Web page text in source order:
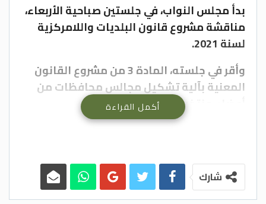
بدأ مجلس النواب، في جلستين صباحية الأربعاء،
مناقشة مشروع قانون البلديات واللامركزية
لسنة 2021.
وأقر في جلسته، المادة 3 من مشروع القانون
المعنية بآلية تشكيل مجالس محافظات من
أعضاء منتخبين ومعينين.
“القانونية، والإدارية” بعد نقاش مستفيض من
النواب وتقديم عدد من المقترحات.
أكمل القراءة
شارك